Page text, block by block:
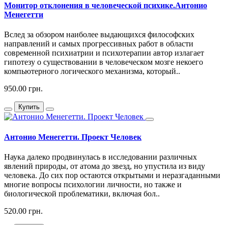
Монитор отклонения в человеческой психике.Антонио
Менегетти
Вслед за обзором наиболее выдающихся философских
направлений и самых прогрессивных работ в области
современной психиатрии и психотерапии автор излагает
гипотезу о существовании в человеческом мозге некоего
компьютерного логического механизма, который..
950.00 грн.
Купить
Антонио Менегетти. Проект Человек
Наука далеко продвинулась в исследовании различных
явлений природы, от атома до звезд, но упустила из виду
человека. До сих пор остаются открытыми и неразгаданными
многие вопросы психологии личности, но также и
биологической проблематики, включая бол..
520.00 грн.